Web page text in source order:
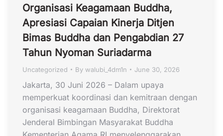
Organisasi Keagamaan Buddha,
Apresiasi Capaian Kinerja Ditjen
Bimas Buddha dan Pengabdian 27
Tahun Nyoman Suriadarma
Uncategorized By walubi_4dm1n June 30, 2026
Jakarta, 30 Juni 2026 – Dalam upaya
memperkuat koordinasi dan kemitraan dengan
organisasi keagamaan Buddha, Direktorat
Jenderal Bimbingan Masyarakat Buddha